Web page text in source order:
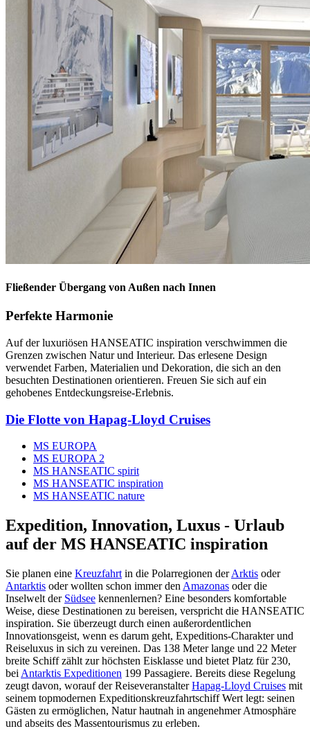
Fließender Übergang von Außen nach Innen
Perfekte Harmonie
Auf der luxuriösen HANSEATIC inspiration verschwimmen die
Grenzen zwischen Natur und Interieur. Das erlesene Design
verwendet Farben, Materialien und Dekoration, die sich an den
besuchten Destinationen orientieren. Freuen Sie sich auf ein
gehobenes Entdeckungsreise-Erlebnis.
Die Flotte von Hapag-Lloyd Cruises
MS EUROPA
MS EUROPA 2
MS HANSEATIC spirit
MS HANSEATIC inspiration
MS HANSEATIC nature
Expedition, Innovation, Luxus - Urlaub
auf der MS HANSEATIC inspiration
Sie planen eine Kreuzfahrt in die Polarregionen derArktis oder
Antarktis oder wollten schon immer den Amazonas oder die
Inselwelt der Südsee kennenlernen? Eine besonders komfortable
Weise, diese Destinationen zu bereisen, verspricht die HANSEATIC
inspiration. Sie überzeugt durch einen außerordentlichen
Innovationsgeist, wenn es darum geht, Expeditions-Charakter und
Reiseluxus in sich zu vereinen. Das 138 Meter lange und 22 Meter
breite Schiff zählt zur höchsten Eisklasse und bietet Platz für 230,
bei Antarktis Expeditionen 199 Passagiere. Bereits diese Regelung
zeugt davon, worauf der ReiseveranstalterHapag-Lloyd Cruises mit
seinem topmodernen Expeditionskreuzfahrtschiff Wert legt: seinen
Gästen zu ermöglichen, Natur hautnah in angenehmer Atmosphäre
und abseits des Massentourismus zu erleben.